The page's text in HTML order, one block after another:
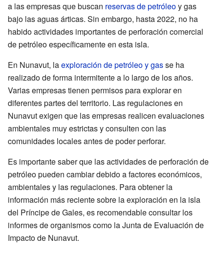
a las empresas que buscan reservas de petróleoy gas
bajo las aguas árticas. Sin embargo, hasta 2022, no ha
habido actividades importantes de perforación comercial
de petróleo específicamente en esta isla.
En Nunavut, laexploración de petróleo y gasse ha
realizado de forma intermitente a lo largo de los años.
Varias empresas tienen permisos para explorar en
diferentes partes del territorio. Las regulaciones en
Nunavut exigen que las empresas realicen evaluaciones
ambientales muy estrictas y consulten con las
comunidades locales antes de poder perforar.
Es importante saber que las actividades de perforación de
petróleo pueden cambiar debido a factores económicos,
ambientales y las regulaciones. Para obtener la
información más reciente sobre la exploración en la isla
del Príncipe de Gales, es recomendable consultar los
informes de organismos como la Junta de Evaluación de
Impacto de Nunavut.